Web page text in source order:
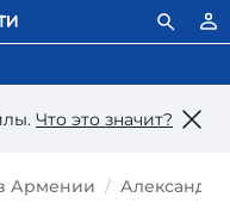
Что это значит?
Армении Александр